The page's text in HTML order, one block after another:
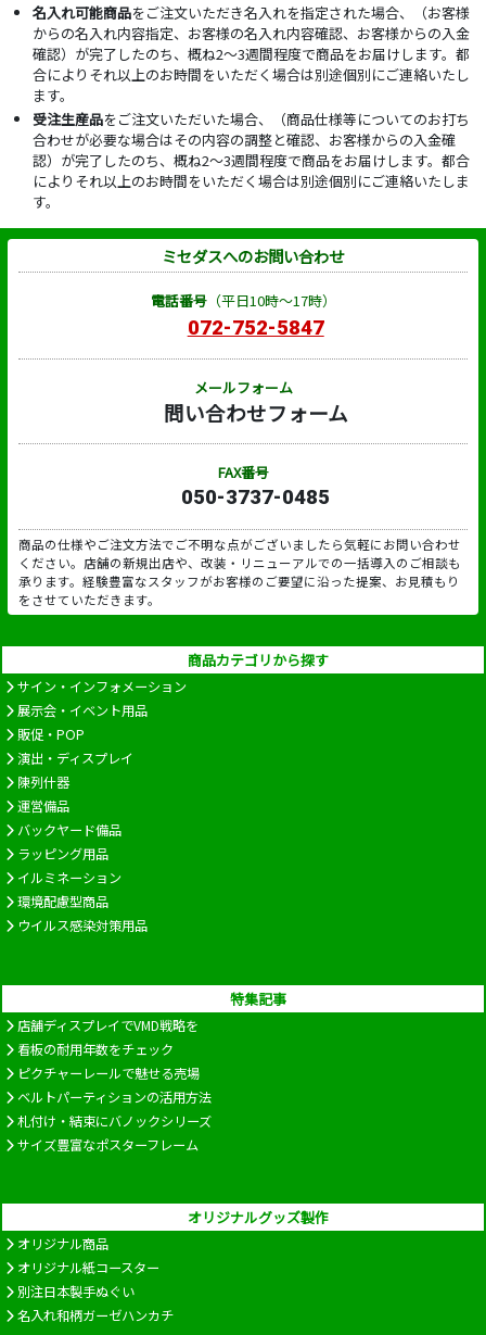
名入れ可能商品をご注文いただき名入れを指定された場合、（お客様
からの名入れ内容指定、お客様の名入れ内容確認、お客様からの入金
確認）が完了したのち、概ね2～3週間程度で商品をお届けします。都
合によりそれ以上のお時間をいただく場合は別途個別にご連絡いたし
ます。
受注生産品をご注文いただいた場合、（商品仕様等についてのお打ち
合わせが必要な場合はその内容の調整と確認、お客様からの入金確
認）が完了したのち、概ね2～3週間程度で商品をお届けします。都合
によりそれ以上のお時間をいただく場合は別途個別にご連絡いたしま
す。
ミセダスへのお問い合わせ
電話番号（平日10時～17時）
072-752-5847
メールフォーム
問い合わせフォーム
FAX番号
050-3737-0485
商品の仕様やご注文方法でご不明な点がございましたら気軽にお問い合わせ
ください。店舗の新規出店や、改装・リニューアルでの一括導入のご相談も
承ります。経験豊富なスタッフがお客様のご要望に沿った提案、お見積もり
をさせていただきます。
商品カテゴリから探す
サイン・インフォメーション
展示会・イベント用品
販促・POP
演出・ディスプレイ
陳列什器
運営備品
バックヤード備品
ラッピング用品
イルミネーション
環境配慮型商品
ウイルス感染対策用品
特集記事
店舗ディスプレイでVMD戦略を
看板の耐用年数をチェック
ピクチャーレールで魅せる売場
ベルトパーティションの活用方法
札付け・結束にバノックシリーズ
サイズ豊富なポスターフレーム
オリジナルグッズ製作
オリジナル商品
オリジナル紙コースター
別注日本製手ぬぐい
名入れ和柄ガーゼハンカチ